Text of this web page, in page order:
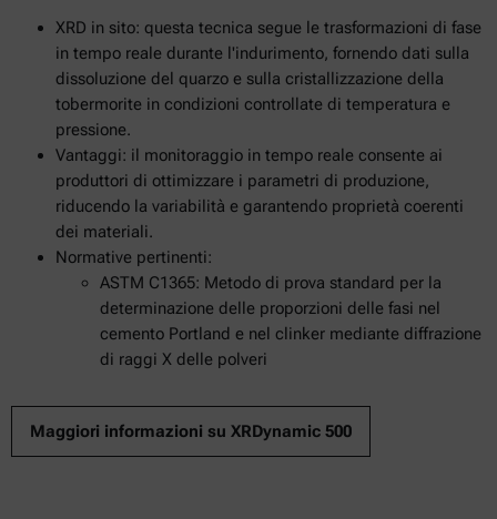
XRD in sito: questa tecnica segue le trasformazioni di fase
in tempo reale durante l'indurimento, fornendo dati sulla
dissoluzione del quarzo e sulla cristallizzazione della
tobermorite in condizioni controllate di temperatura e
pressione.
Vantaggi: il monitoraggio in tempo reale consente ai
produttori di ottimizzare i parametri di produzione,
riducendo la variabilità e garantendo proprietà coerenti
dei materiali.
Normative pertinenti:
ASTM C1365: Metodo di prova standard per la
determinazione delle proporzioni delle fasi nel
cemento Portland e nel clinker mediante diffrazione
di raggi X delle polveri
Maggiori informazioni su XRDynamic 500